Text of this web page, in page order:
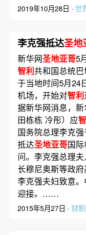
2019年10月28日 · 世
李克强抵达圣地
新华网圣地亚哥5
智利共和国总统
于当地时间5月24
机场，开始对智利
据新华网消息，新
田栋栋 冷彤）应
国务院总理李克
抵达圣地亚哥国
问。李克强总理
长穆尼奥斯等政
李克强夫妇致意
迎接。……
2015年5月27日 · 财